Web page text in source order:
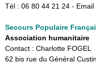
Tél : 06 80 44 21 24 - Email
Secours Populaire
Association humanitaire
Contact : Charlotte FOGEL
62 bis rue du Général